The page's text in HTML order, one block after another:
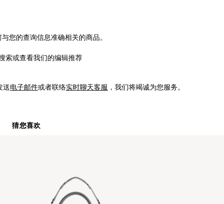
您的查询信息准确相关的商品。
索或查看我们的编辑推荐
送电子邮件或者联络实时聊天客服 ，我们将竭诚为您服务。
猜您喜欢